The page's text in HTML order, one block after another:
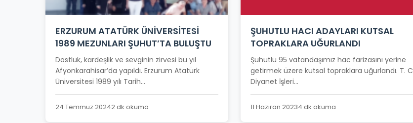
ERZURUM ATATÜRK ÜNİVERSİTESİ
1989 MEZUNLARI ŞUHUT’TA BULUŞTU
Dostluk, kardeşlik ve sevginin zirvesi bu yıl
Afyonkarahisar’da yapıldı. Erzurum Atatürk
Üniversitesi 1989 yılı Tarih...
24 Temmuz 20242 dk okuma
ŞUHUTLU HACI ADAYLARI KUTSAL
TOPRAKLARA UĞURLANDI
Şuhutlu 95 vatandaşımız hac farizasını yerine
getirmek üzere kutsal topraklara uğurlandı. T. C
Diyanet İşleri...
11 Haziran 20234 dk okuma